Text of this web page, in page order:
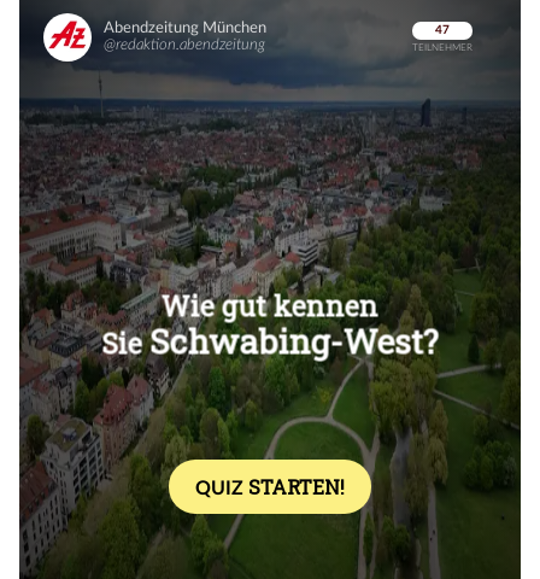
Überspringen
Überspringen